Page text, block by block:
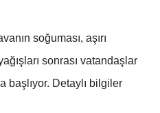
soğuması, aşırı
sonrası vatandaşlar
başlıyor. Detaylı bilgiler